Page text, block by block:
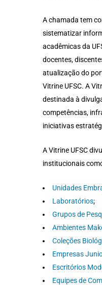
A chamada tem
sistematizar
acadêmicas da
docentes,
atualização do
Vitrine UFSC. A
destinada à
competências,
iniciativas
A Vitrine UFSC
institucionais
Unidades
Laboratórios;
Grupos de
Ambientes
Coleções
Empresas
Escritórios
Equipes de